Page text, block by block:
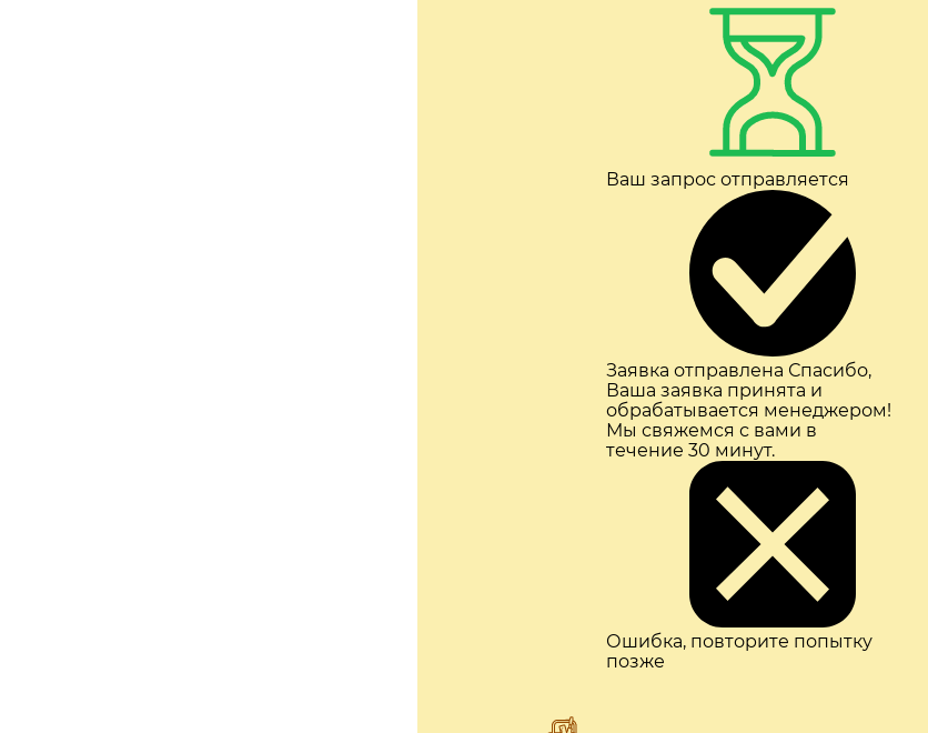
Ваш запрос отправляется
Заявка отправлена Спасибо,
Ваша заявка принята и
обрабатывается менеджером!
Мы свяжемся с вами в
течение 30 минут.
Ошибка, повторите попытку
позже